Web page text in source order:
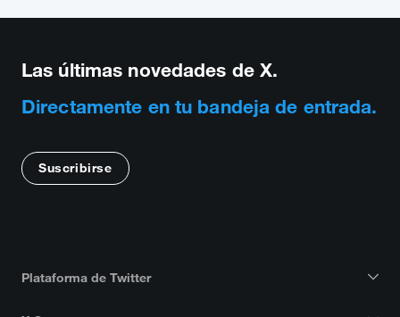
Las últimas novedades de X.
Directamente en tu bandeja de entrada.
Suscribirse
Plataforma de Twitter